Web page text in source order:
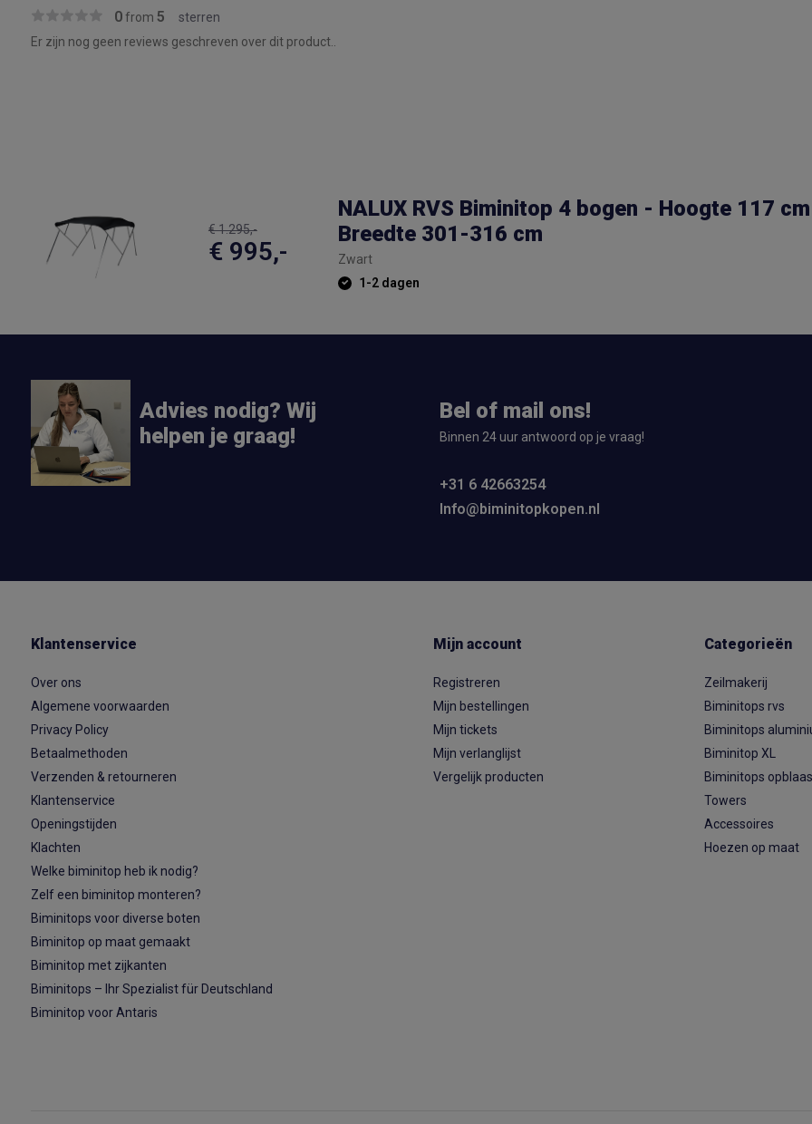
0from 5
sterren
Er zijn nog geen reviews geschreven over dit product..
€ 1.295,-
€ 995,-
NALUX RVS Biminitop 4 bogen - Hoogte 117
Breedte 301-316 cm
Zwart
1-2 dagen
Advies nodig? Wij
helpen je graag!
Bel of mail ons!
Binnen 24 uur antwoord op je vraag!
+31 6 42663254
Info@biminitopkopen.nl
Klantenservice
Over ons
Algemene voorwaarden
Privacy Policy
Betaalmethoden
Verzenden & retourneren
Klantenservice
Openingstijden
Klachten
Welke biminitop heb ik nodig?
Zelf een biminitop monteren?
Biminitops voor diverse boten
Biminitop op maat gemaakt
Biminitop met zijkanten
Biminitops – Ihr Spezialist für Deutschland
Biminitop voor Antaris
Mijn account
Registreren
Mijn bestellingen
Mijn tickets
Mijn verlanglijst
Vergelijk producten
Categorieën
Zeilmakerij
Biminitops rvs
Biminitops
Biminitop XL
Biminitops
Towers
Accessoires
Hoezen op maat